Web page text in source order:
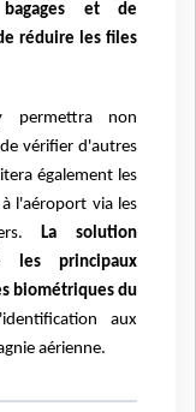
et de
réduire les files
permettra non
vérifier d'autres
également les
l'aéroport via les
La solution
les principaux
biométriques du
aux
aérienne.